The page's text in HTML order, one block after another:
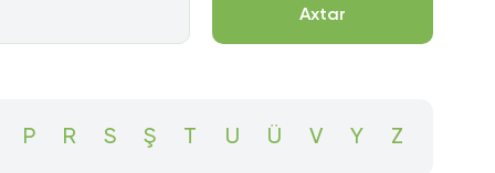
Rabita Mobile
Rabita Bot
Axtar
P R S Ş T U Ü V Y Z